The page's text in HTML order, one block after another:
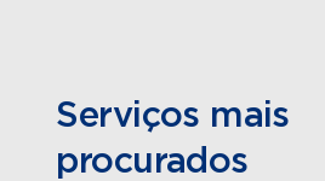
Serviços mais
procurados